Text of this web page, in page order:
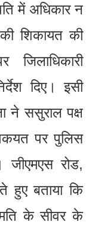
में अधिकार न
शिकायत की
दिए। इसी
ने ससुराल पक्ष
पर पुलिस
रोड,
हुए बताया कि
के सीवर के